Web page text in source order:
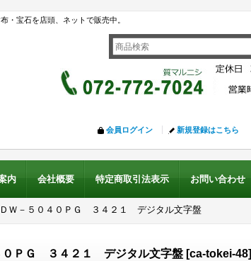
・宝石を店頭、ネットで販売中。
会員ログイン 新規登録はこちら
内 会社概要 特定商取引法表示 お問い合わせ
Ｗ－５０４０ＰＧ ３４２１ デジタル文字盤
ＰＧ ３４２１ デジタル文字盤 [ca-tokei-48]